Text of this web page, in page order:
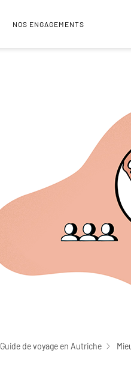
NOS ENGAGEMENTS
Guide de voyage en Autriche